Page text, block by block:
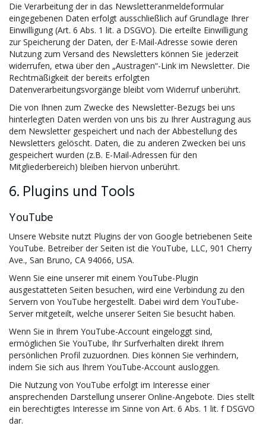
Die Verarbeitung der in das Newsletteranmeldeformular
eingegebenen Daten erfolgt ausschließlich auf Grundlage Ihrer
Einwilligung (Art. 6 Abs. 1 lit. a DSGVO). Die erteilte Einwilligung
zur Speicherung der Daten, der E-Mail-Adresse sowie deren
Nutzung zum Versand des Newsletters können Sie jederzeit
widerrufen, etwa über den „Austragen“-Link im Newsletter. Die
Rechtmäßigkeit der bereits erfolgten
Datenverarbeitungsvorgänge bleibt vom Widerruf unberührt.
Die von Ihnen zum Zwecke des Newsletter-Bezugs bei uns
hinterlegten Daten werden von uns bis zu Ihrer Austragung aus
dem Newsletter gespeichert und nach der Abbestellung des
Newsletters gelöscht. Daten, die zu anderen Zwecken bei uns
gespeichert wurden (z.B. E-Mail-Adressen für den
Mitgliederbereich) bleiben hiervon unberührt.
6. Plugins und Tools
YouTube
Unsere Website nutzt Plugins der von Google betriebenen Seite
YouTube. Betreiber der Seiten ist die YouTube, LLC, 901 Cherry
Ave., San Bruno, CA 94066, USA.
Wenn Sie eine unserer mit einem YouTube-Plugin
ausgestatteten Seiten besuchen, wird eine Verbindung zu den
Servern von YouTube hergestellt. Dabei wird dem YouTube-
Server mitgeteilt, welche unserer Seiten Sie besucht haben.
Wenn Sie in Ihrem YouTube-Account eingeloggt sind,
ermöglichen Sie YouTube, Ihr Surfverhalten direkt Ihrem
persönlichen Profil zuzuordnen. Dies können Sie verhindern,
indem Sie sich aus Ihrem YouTube-Account ausloggen.
Die Nutzung von YouTube erfolgt im Interesse einer
ansprechenden Darstellung unserer Online-Angebote. Dies stellt
ein berechtigtes Interesse im Sinne von Art. 6 Abs. 1 lit. f DSGVO
dar.